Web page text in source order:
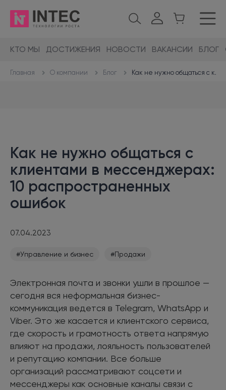
КТО МЫ ДОСТИЖЕНИЯ НОВОСТИ ВАКАНСИИ БЛОГ
Главная О компании Блог Как не нужно общаться с
Как не нужно общаться с
клиентами в мессенджерах:
10 распространенных
ошибок
07.04.2023
#Управление и бизнес #Продажи
Электронная почта и звонки ушли в прошлое —
сегодня вся неформальная бизнес-
коммуникация ведется в Telegram, WhatsApp и
Viber. Это же касается и клиентского сервиса,
где скорость и грамотность ответа напрямую
влияют на продажи, лояльность пользователей
и репутацию компании. Все больше
организаций рассматривают соцсети и
мессенджеры как основные каналы связи с